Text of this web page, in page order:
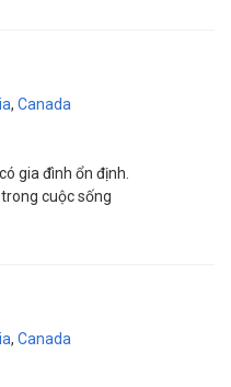
, Canada
gia đình ổn định.
cuộc sống
, Canada